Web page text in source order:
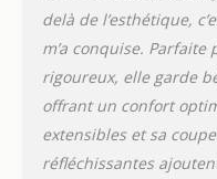
delà de l’esthétique,
m’a conquise.
rigoureux, elle garde
offrant un confort
extensibles et sa
réfléchissantes